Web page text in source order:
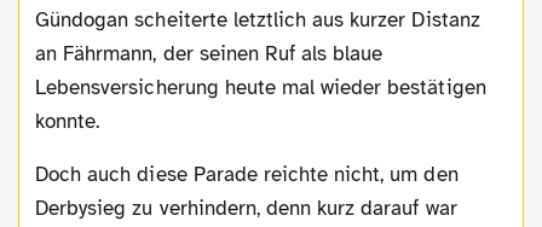
Gündogan scheiterte letztlich aus kurzer Distanz
an Fährmann, der seinen Ruf als blaue
Lebensversicherung heute mal wieder bestätigen
konnte.
Doch auch diese Parade reichte nicht, um den
Derbysieg zu verhindern, denn kurz darauf war